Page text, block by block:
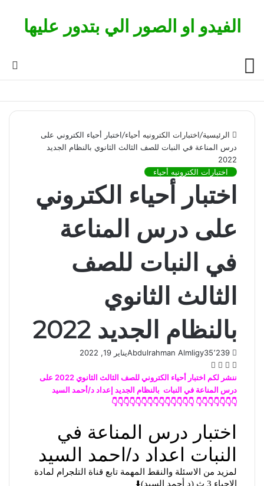
الفيدو او الصور الي بتدور عليها
الرئيسية/اختبارات الكترونيه أحياء/اختبار أحياء الكتروني على
درس المناعة في النبات للصف الثالث الثانوي بالنظام الجديد
2022
اختبارات الكترونيه أحياء
اختبار أحياء الكتروني
على درس المناعة
في النبات للصف
الثالث الثانوي
بالنظام الجديد 2022
Abdulrahman Almligyيناير 19, 2022
فيسبوك
تويترواتساب
ننشر لكم اختبار أحياء الكتروني للصف الثالث الثانوي 2022 على
درس المناعة في النبات بالنظام الجديد إعداد د/أحمد السيد
👇👇👇👇👇👇👇 👇👇👇👇👇👇👇👇👇👇👇👇👇👇